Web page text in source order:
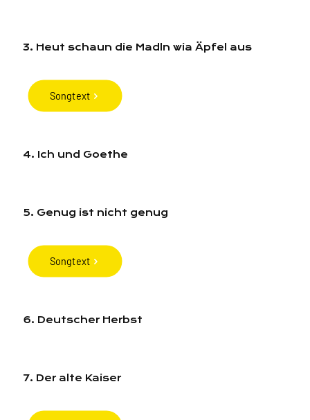
3. Heut schaun die Madln wia Äpfel aus
Songtext
4. Ich und Goethe
5. Genug ist nicht genug
Songtext
6. Deutscher Herbst
7. Der alte Kaiser